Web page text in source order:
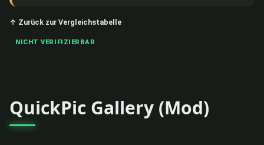
↑ Zurück zur Vergleichstabelle
NICHT VERIFIZIERBAR
QuickPic Gallery (Mod)